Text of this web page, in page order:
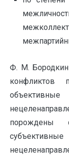
Ф. М.
конфликтов
объективные
порождены
субъективные